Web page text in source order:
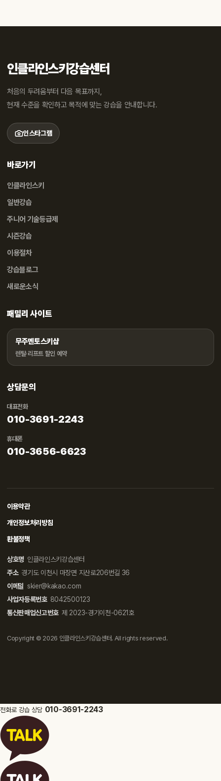
인클라인스키강습센터
처음의 두려움부터 다음 목표까지,
현재 수준을 확인하고 목적에 맞는 강습을 안내합니다.
인스타그램
바로가기
인클라인스키
일반강습
주니어 기술등급제
시즌강습
이용절차
강습블로그
새로운소식
패밀리 사이트
무주멘토스키샵
렌탈·리프트 할인 예약
상담문의
대표전화
010-3691-2243
휴대폰
010-3656-6623
이용약관
개인정보처리방침
환불정책
상호명 인클라인스키강습센터
주소 경기도 이천시 마장면 지산로206번길 36
이메일 skier@kakao.com
사업자등록번호 8042500123
통신판매업신고번호 제 2023-경기이천-0621호
Copyright © 2026 인클라인스키강습센터. All rights reserved.
전화로 강습 상담 010-3691-2243